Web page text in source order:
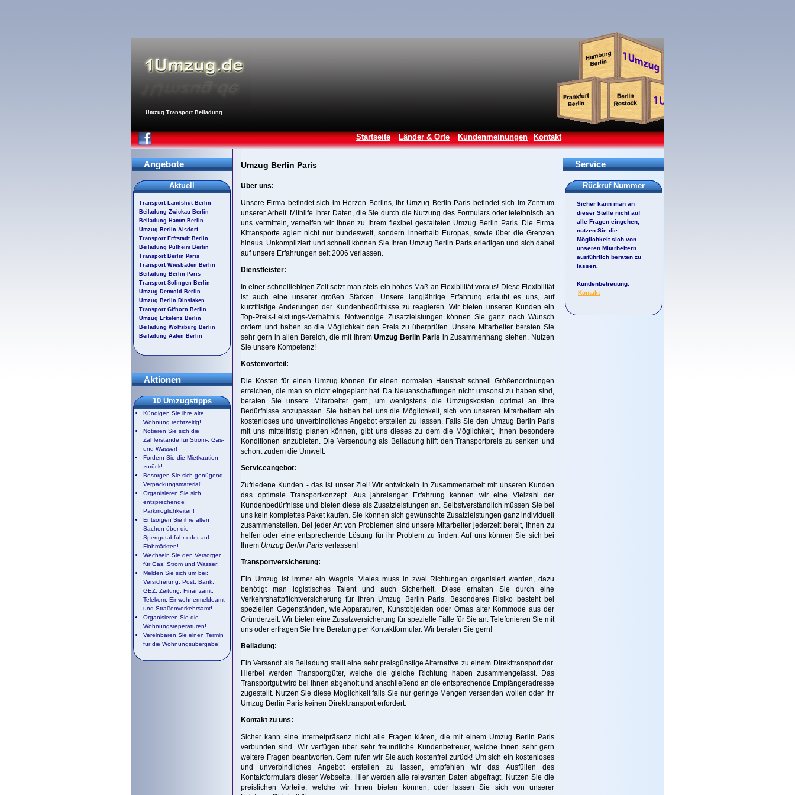
Umzug Transport Beiladung
Startseite Länder & Orte Kundenmeinungen Kontakt
Umzug Berlin Paris
Über uns:
Unsere Firma befindet sich im Herzen Berlins, Ihr Umzug Berlin Paris befindet sich im Zentrum
unserer Arbeit. Mithilfe Ihrer Daten, die Sie durch die Nutzung des Formulars oder telefonisch an
uns vermitteln, verhelfen wir Ihnen zu Ihrem flexibel gestalteten Umzug Berlin Paris. Die Firma
Kltransporte agiert nicht nur bundesweit, sondern innerhalb Europas, sowie über die Grenzen
hinaus. Unkompliziert und schnell können Sie Ihren Umzug Berlin Paris erledigen und sich dabei
auf unsere Erfahrungen seit 2006 verlassen.
Dienstleister:
In einer schnelllebigen Zeit setzt man stets ein hohes Maß an Flexibilität voraus! Diese Flexibilität
ist auch eine unserer großen Stärken. Unsere langjährige Erfahrung erlaubt es uns, auf
kurzfristige Änderungen der Kundenbedürfnisse zu reagieren. Wir bieten unseren Kunden ein
Top-Preis-Leistungs-Verhältnis. Notwendige Zusatzleistungen können Sie ganz nach Wunsch
ordern und haben so die Möglichkeit den Preis zu überprüfen. Unsere Mitarbeiter beraten Sie
sehr gern in allen Bereich, die mit IhremUmzug Berlin Paris in Zusammenhang stehen. Nutzen
Sie unsere Kompetenz!
Kostenvorteil:
Die Kosten für einen Umzug können für einen normalen Haushalt schnell Größenordnungen
erreichen, die man so nicht eingeplant hat. Da Neuanschaffungen nicht umsonst zu haben sind,
beraten Sie unsere Mitarbeiter gern, um wenigstens die Umzugskosten optimal an Ihre
Bedürfnisse anzupassen. Sie haben bei uns die Möglichkeit, sich von unseren Mitarbeitern ein
kostenloses und unverbindliches Angebot erstellen zu lassen. Falls Sie den Umzug Berlin Paris
mit uns mittelfristig planen können, gibt uns dieses zu dem die Möglichkeit, Ihnen besondere
Konditionen anzubieten. Die Versendung als Beiladung hilft den Transportpreis zu senken und
schont zudem die Umwelt.
Serviceangebot:
Zufriedene Kunden - das ist unser Ziel! Wir entwickeln in Zusammenarbeit mit unseren Kunden
das optimale Transportkonzept. Aus jahrelanger Erfahrung kennen wir eine Vielzahl der
Kundenbedürfnisse und bieten diese als Zusatzleistungen an. Selbstverständlich müssen Sie bei
uns kein komplettes Paket kaufen. Sie können sich gewünschte Zusatzleistungen ganz individuell
zusammenstellen. Bei jeder Art von Problemen sind unsere Mitarbeiter jederzeit bereit, Ihnen zu
helfen oder eine entsprechende Lösung für ihr Problem zu finden. Auf uns können Sie sich bei
Ihrem Umzug Berlin Paris verlassen!
Transportversicherung:
Ein Umzug ist immer ein Wagnis. Vieles muss in zwei Richtungen organisiert werden, dazu
benötigt man logistisches Talent und auch Sicherheit. Diese erhalten Sie durch eine
Verkehrshaftpflichtversicherung für Ihren Umzug Berlin Paris. Besonderes Risiko besteht bei
speziellen Gegenständen, wie Apparaturen, Kunstobjekten oder Omas alter Kommode aus der
Gründerzeit. Wir bieten eine Zusatzversicherung für spezielle Fälle für Sie an. Telefonieren Sie mit
uns oder erfragen Sie Ihre Beratung per Kontaktformular. Wir beraten Sie gern!
Beiladung:
Ein Versandt als Beiladung stellt eine sehr preisgünstige Alternative zu einem Direkttransport dar.
Hierbei werden Transportgüter, welche die gleiche Richtung haben zusammengefasst. Das
Transportgut wird bei Ihnen abgeholt und anschließend an die entsprechende Empfängeradresse
zugestellt. Nutzen Sie diese Möglichkeit falls Sie nur geringe Mengen versenden wollen oder Ihr
Umzug Berlin Paris keinen Direkttransport erfordert.
Kontakt zu uns:
Sicher kann eine Internetpräsenz nicht alle Fragen klären, die mit einem Umzug Berlin Paris
verbunden sind. Wir verfügen über sehr freundliche Kundenbetreuer, welche Ihnen sehr gern
weitere Fragen beantworten. Gern rufen wir Sie auch kostenfrei zurück! Um sich ein kostenloses
und unverbindliches Angebot erstellen zu lassen, empfehlen wir das Ausfüllen des
Kontaktformulars dieser Webseite. Hier werden alle relevanten Daten abgefragt. Nutzen Sie die
preislichen Vorteile, welche wir Ihnen bieten können, oder lassen Sie sich von unserer
Service
Rückruf Nummer
Sicher kann man an
dieser Stelle nicht auf
alle Fragen eingehen,
nutzen Sie die
Möglichkeit sich von
unseren Mitarbeitern
ausführlich beraten zu
lassen.
Kundenbetreuung:
Kontakt
Angebote
Aktuell
Transport Landshut Berlin
Beiladung Zwickau Berlin
Beiladung Hamm Berlin
Umzug Berlin Alsdorf
Transport Erftstadt Berlin
Beiladung Pulheim Berlin
Transport Berlin Paris
Transport Wiesbaden Berlin
Beiladung Berlin Paris
Transport Solingen Berlin
Umzug Detmold Berlin
Umzug Berlin Dinslaken
Transport Gifhorn Berlin
Umzug Erkelenz Berlin
Beiladung Wolfsburg Berlin
Beiladung Aalen Berlin
Aktionen
10 Umzugstipps
Kündigen Sie ihre alte
Wohnung rechtzeitig!
Notieren Sie sich die
Zählerstände für Strom-, Gas-
und Wasser!
Fordern Sie die Mietkaution
zurück!
Besorgen Sie sich genügend
Verpackungsmaterial!
Organisieren Sie sich
entsprechende
Parkmöglichkeiten!
Entsorgen Sie ihre alten
Sachen über die
Sperrgutabfuhr oder auf
Flohmärkten!
Wechseln Sie den Versorger
für Gas, Strom und Wasser!
Melden Sie sich um bei:
Versicherung, Post, Bank,
GEZ, Zeitung, Finanzamt,
Telekom, Einwohnermeldeamt
und Straßenverkehrsamt!
Organisieren Sie die
Wohnungsreperaturen!
Vereinbaren Sie einen Termin
für die Wohnungsübergabe!